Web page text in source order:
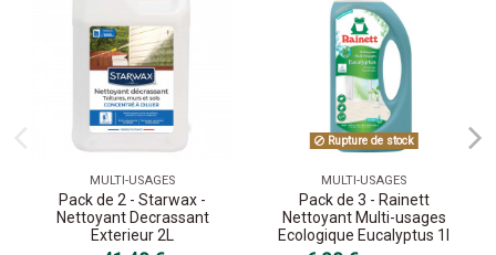
MULTI-USAGES
Pack de 2 - Starwax -
Nettoyant Decrassant
Exterieur 2L
Rupture de stock
MULTI-USAGES
Pack de 3 - Rainett
Nettoyant Multi-usages
Ecologique Eucalyptus 1l